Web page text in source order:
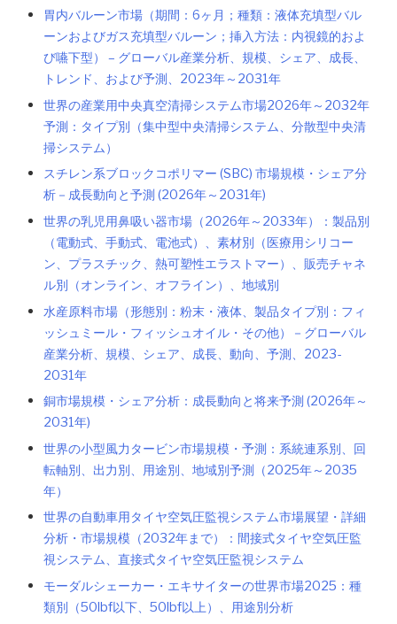
胃内バルーン市場（期間：6ヶ月；種類：液体充填型バル
ーンおよびガス充填型バルーン；挿入方法：内視鏡的およ
び嚥下型） – グローバル産業分析、規模、シェア、成長、
トレンド、および予測、2023年～2031年
世界の産業用中央真空清掃システム市場2026年～2032年
予測：タイプ別（集中型中央清掃システム、分散型中央清
掃システム）
スチレン系ブロックコポリマー (SBC) 市場規模・シェア分
析－成長動向と予測 (2026年～2031年)
世界の乳児用鼻吸い器市場（2026年～2033年）：製品別
（電動式、手動式、電池式）、素材別（医療用シリコー
ン、プラスチック、熱可塑性エラストマー）、販売チャネ
ル別（オンライン、オフライン）、地域別
水産原料市場（形態別：粉末・液体、製品タイプ別：フィ
ッシュミール・フィッシュオイル・その他）－グローバル
産業分析、規模、シェア、成長、動向、予測、2023-
2031年
銅市場規模・シェア分析：成長動向と将来予測 (2026年～
2031年)
世界の小型風力タービン市場規模・予測：系統連系別、回
転軸別、出力別、用途別、地域別予測（2025年～2035
年）
世界の自動車用タイヤ空気圧監視システム市場展望・詳細
分析・市場規模（2032年まで）：間接式タイヤ空気圧監
視システム、直接式タイヤ空気圧監視システム
モーダルシェーカー・エキサイターの世界市場2025：種
類別（50lbf以下、50lbf以上）、用途別分析